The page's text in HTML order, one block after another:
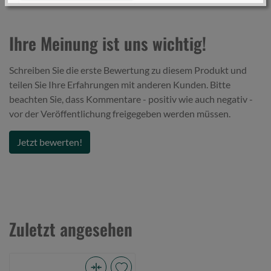
Schimmelbildung oder unangenehme Gerüche zu
Bekleidung in geschlossenen Behältern, um
Schutz vor Sonne und Wasser
Achten Sie darauf, dass Ihre Angelbekleidung
ausreichend UV-Schutz bietet, insbesondere bei
längeren Aufenthalten in der Sonne.
Verletzungsrisiken minimieren
Achten Sie auf die richtige Wahl der Bekleidung,
Ihre Meinung ist uns wichtig!
Schreiben Sie die erste Bewertung zu diesem Produkt und
teilen Sie Ihre Erfahrungen mit anderen Kunden. Bitte
beachten Sie, dass Kommentare - positiv wie auch negativ -
vor der Veröffentlichung freigegeben werden müssen.
Jetzt bewerten!
Zuletzt angesehen